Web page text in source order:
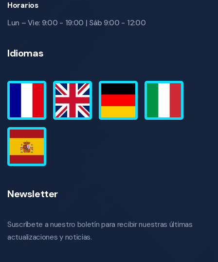
Horarios
Lun – Vie: 9:00 - 19:00 | Sáb 9:00 - 12:00
Idiomas
Newsletter
Suscríbete a nuestro boletín para recibir nuestras últimas
actualizaciones y noticias.